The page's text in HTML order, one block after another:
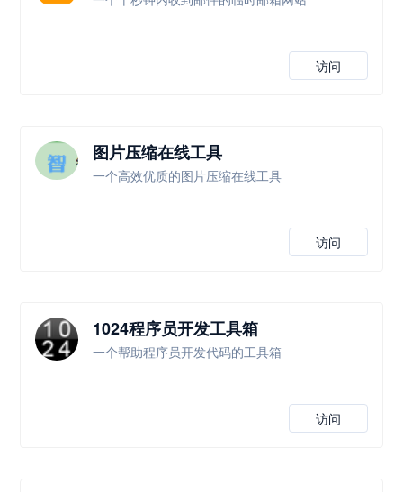
访问
图片压缩在线工具
一个高效优质的图片压缩在线工具
访问
1024程序员开发工具箱
一个帮助程序员开发代码的工具箱
访问